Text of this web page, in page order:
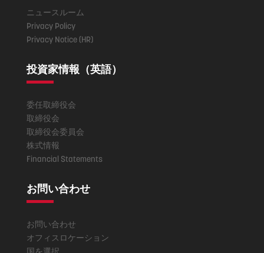
ニュースルーム
Privacy Policy
Privacy Notice (HR)
投資家情報（英語）
委任取締役会
取締役会
取締役会委員会
株式情報
Financial Statements
お問い合わせ
お問い合わせ
オフィスロケーション